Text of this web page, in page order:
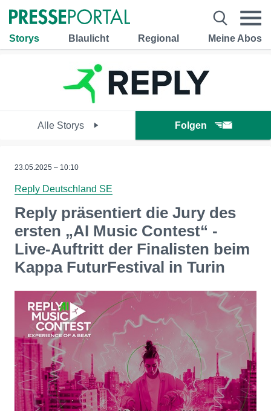
Storys Blaulicht Regional Meine Abos
Alle Storys Folgen
23.05.2025 – 10:10
Reply Deutschland SE
Reply präsentiert die Jury des
ersten „AI Music Contest“ -
Live-Auftritt der Finalisten beim
Kappa FuturFestival in Turin